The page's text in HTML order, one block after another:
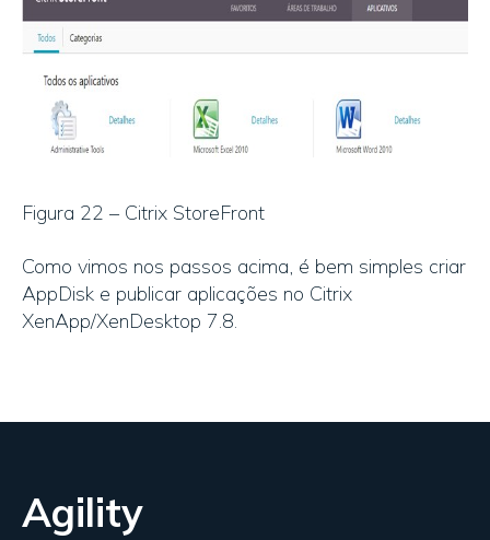
Figura 22 – Citrix StoreFront
Como vimos nos passos acima, é bem simples criar
AppDisk e publicar aplicações no Citrix
XenApp/XenDesktop 7.8.
Agility